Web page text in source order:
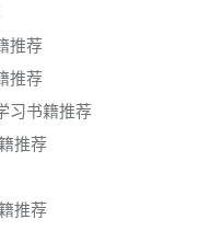
推荐
推荐
习书籍推荐
推荐
推荐